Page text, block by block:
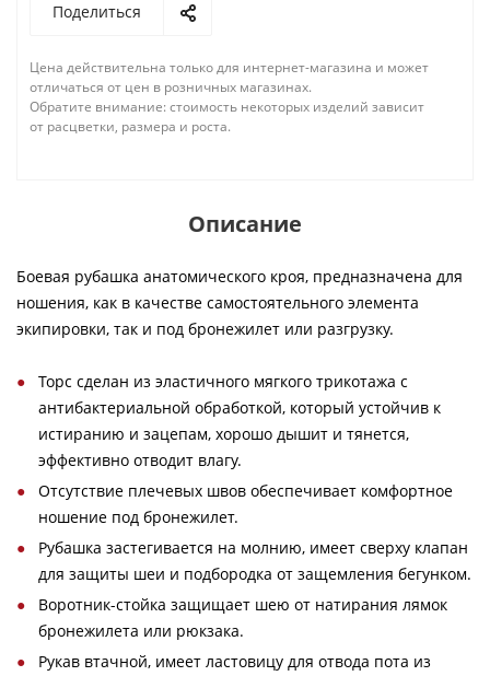
Поделиться
Цена действительна только для интернет-магазина и может
отличаться от цен в розничных магазинах.
Обратите внимание: стоимость некоторых изделий зависит
от расцветки, размера и роста.
Описание
Боевая рубашка анатомического кроя, предназначена для
ношения, как в качестве самостоятельного элемента
экипировки, так и под бронежилет или разгрузку.
Торс сделан из эластичного мягкого трикотажа с
антибактериальной обработкой, который устойчив к
истиранию и зацепам, хорошо дышит и тянется,
эффективно отводит влагу.
Отсутствие плечевых швов обеспечивает комфортное
ношение под бронежилет.
Рубашка застегивается на молнию, имеет сверху клапан
для защиты шеи и подбородка от защемления бегунком.
Воротник-стойка защищает шею от натирания лямок
бронежилета или рюкзака.
Рукав втачной, имеет ластовицу для отвода пота из